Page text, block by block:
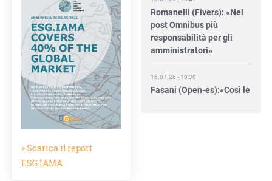
» Scarica il report
ESG.IAMA
Romanelli (Fivers): «Nel
post Omnibus più
responsabilità per gli
amministratori»
Fasani (Open-es):«Così le
filiere aiutano a collegare